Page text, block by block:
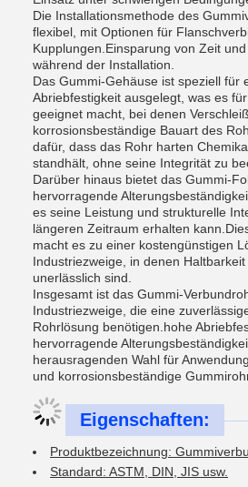
Die Installationsmethode des
flexibel, mit Optionen für
Kupplungen.Einsparung von Zeit
während der Installation.
Das Gummi-Gehäuse ist speziell für
Abriebfestigkeit ausgelegt, was es
geeignet macht, bei denen
korrosionsbeständige Bauart des
dafür, dass das Rohr harten
standhält, ohne seine Integrität zu
Darüber hinaus bietet das Gummi-
hervorragende
es seine Leistung und strukturelle
längeren Zeitraum erhalten
macht es zu einer kostengünstigen
Industriezweige, in denen
unerlässlich sind.
Insgesamt ist das Gummi-
Industriezweige, die eine
Rohrlösung benötigen.hohe
hervorragende
herausragenden Wahl für
und korrosionsbeständige
Eigenschaften:
Produktbezeichnung:
Standard: ASTM, DIN, JIS usw.